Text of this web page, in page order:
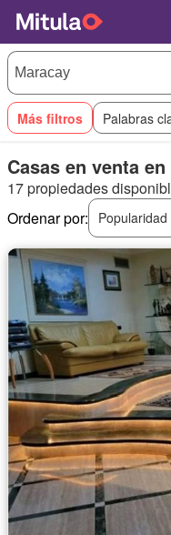
Más filtros Palabras
Casas en venta
17 propiedades
Ordenar por:
Popularidad